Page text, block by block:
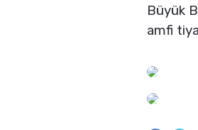
Büyük
amfi